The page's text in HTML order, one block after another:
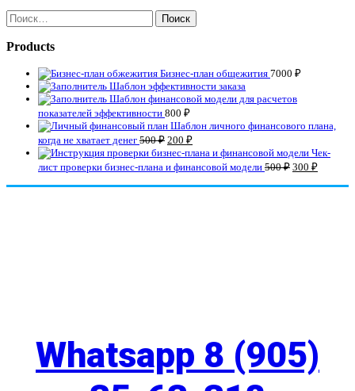
Найти:
Products
Бизнес-план общежития 7000 ₽
Шаблон эффективности заказа
Шаблон финансовой модели для расчетов
показателей эффективности 800 ₽
Шаблон личного финансового плана,
когда не хватает денег 500₽ 200 ₽
Чек-
лист проверки бизнес-плана и финансовой модели 500₽ 300 ₽
Whatsapp 8 (905)